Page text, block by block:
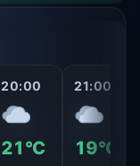
20:00
21°C
21:00
19°C